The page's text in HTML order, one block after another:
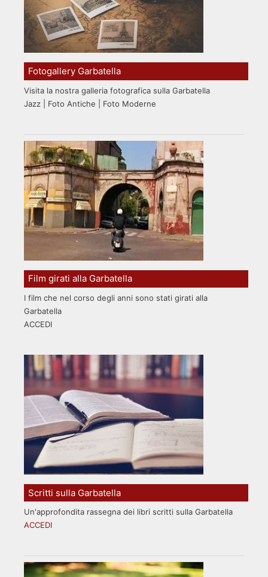
Fotogallery Garbatella
Visita la nostra galleria fotografica sulla Garbatella
Jazz | Foto Antiche | Foto Moderne
Film girati alla Garbatella
I film che nel corso degli anni sono stati girati alla
Garbatella
ACCEDI
Scritti sulla Garbatella
Un'approfondita rassegna dei libri scritti sulla Garbatella
ACCEDI